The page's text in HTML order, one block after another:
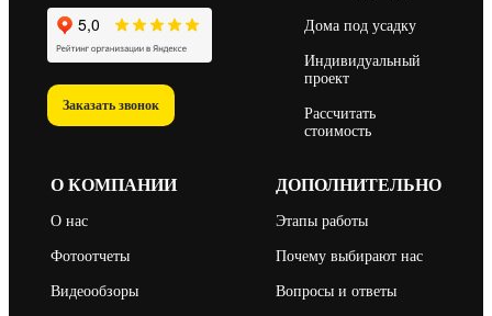
Заказать звонок
Дома под усадку
Индивидуальный
проект
Рассчитать
стоимость
О КОМПАНИИ
О нас
Фотоотчеты
Видеообзоры
ДОПОЛНИТЕЛЬНО
Этапы работы
Почему выбирают нас
Вопросы и ответы